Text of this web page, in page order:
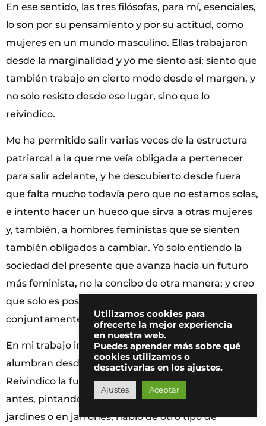
En ese sentido, las tres filósofas, para mí, esenciales,
lo son por su pensamiento y por su actitud, como
mujeres en un mundo masculino. Ellas trabajaron
desde la marginalidad y yo me siento así; siento que
también trabajo en cierto modo desde el margen, y
no solo resisto desde ese lugar, sino que lo
reivindico.
Me ha permitido salir varias veces de la estructura
patriarcal a la que me veía obligada a pertenecer
para salir adelante, y he descubierto desde fuera
que falta mucho todavía pero que no estamos solas,
e intento hacer un hueco que sirva a otras mujeres
y, también, a hombres feministas que se sienten
también obligados a cambiar. Yo solo entiendo la
sociedad del presente que avanza hacia un futuro
más feminista, no la concibo de otra manera; y creo
que solo es posible si la transformamos
conjuntamente.
En mi trabajo intento rescatar referencias que nos
alumbran desde una mirada con nombre femenino.
Reivindico la fuerza de la fragilidad, como decía
antes, pintando flores que no estarán nunca en
jardines o en jarrones; hablo de otro tipo de
Utilizamos cookies para
ofrecerte la mejor experiencia
en nuestra web.
Puedes aprender más sobre qué
cookies utilizamos o
desactivarlas en los ajustes.
Ajustes Aceptar